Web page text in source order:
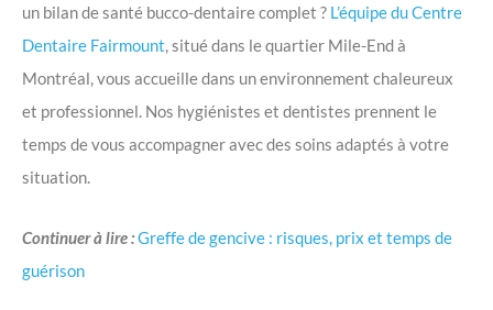
un bilan de santé bucco-dentaire complet ? L’équipe du Centre
Dentaire Fairmount , situé dans le quartier Mile-End à
Montréal, vous accueille dans un environnement chaleureux
et professionnel. Nos hygiénistes et dentistes prennent le
temps de vous accompagner avec des soins adaptés à votre
situation.
Continuer à lire :Greffe de gencive : risques, prix et temps de
guérison